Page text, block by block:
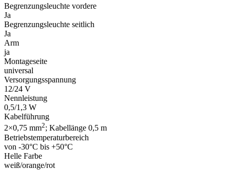
Begrenzungsleuchte vordere
Ja
Begrenzungsleuchte seitlich
Ja
Arm
ja
Montageseite
universal
Versorgungsspannung
12/24 V
Nennleistung
0,5/1,3 W
Kabelführung
2×0,75 mm2; Kabellänge 0,5 m
Betriebstemperaturbereich
von -30°C bis +50°C
Helle Farbe
weiß/orange/rot